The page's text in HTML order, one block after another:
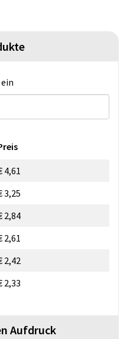
4,61
3,25
2,84
2,61
2,42
2,33
Aufdruck